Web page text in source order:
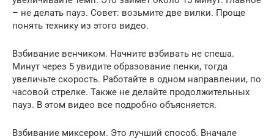
– не делать пауз. Совет: возьмите две вилки. Проще
понять технику из этого видео.
Взбивание венчиком. Начните взбивать не спеша.
Минут через 5 увидите образование пенки, тогда
увеличьте скорость. Работайте в одном направлении, по
часовой стрелке. Также не делайте продолжительных
пауз. В этом видео все подробно объясняется.
Взбивание миксером. Это лучший способ. Вначале